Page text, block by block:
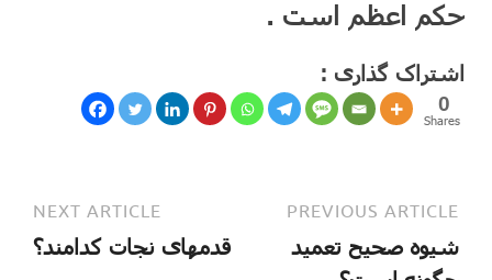
حکم اعظم است .
اشتراک گذاری :
0
Shares
PREVIOUS ARTICLE
شیوه صحیح تعمید
NEXT ARTICLE
قدمهای نجات کدامند؟